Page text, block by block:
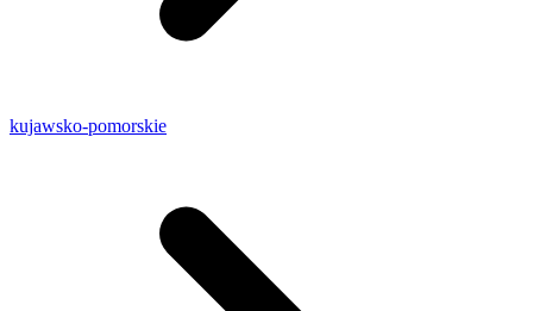
kujawsko-pomorskie